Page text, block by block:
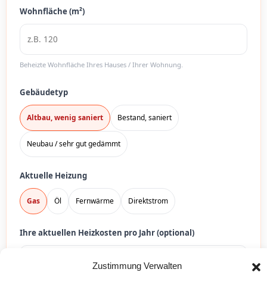
Zustimmung Verwalten
Wohnfläche (m²)
Beheizte Wohnfläche Ihres Hauses / Ihrer Wohnung.
Gebäudetyp
Altbau, wenig saniert Bestand, saniert
Neubau / sehr gut gedämmt
Aktuelle Heizung
Gas Öl Fernwärme Direktstrom
Ihre aktuellen Heizkosten pro Jahr (optional)